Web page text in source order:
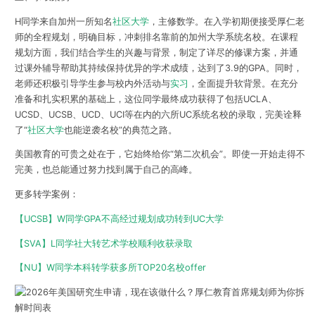
H同学来自加州一所知名社区大学，主修数学。在入学初期便接受厚仁老
师的全程规划，明确目标，冲刺排名靠前的加州大学系统名校。在课程
规划方面，我们结合学生的兴趣与背景，制定了详尽的修课方案，并通
过课外辅导帮助其持续保持优异的学术成绩，达到了3.9的GPA。同时，
老师还积极引导学生参与校内外活动与实习 ，全面提升软背景。在充分
准备和扎实积累的基础上，这位同学最终成功获得了包括UCLA、
UCSD、UCSB、UCD、UCI等在内的六所UC系统名校的录取，完美诠释
了“社区大学也能逆袭名校”的典范之路。
美国教育的可贵之处在于，它始终给你“第二次机会”。即使一开始走得不
完美，也总能通过努力找到属于自己的高峰。
更多转学案例：
【UCSB】W同学GPA不高经过规划成功转到UC大学
【SVA】L同学社大转艺术学校顺利收获录取
【NU】W同学本科转学获多所TOP20名校offer